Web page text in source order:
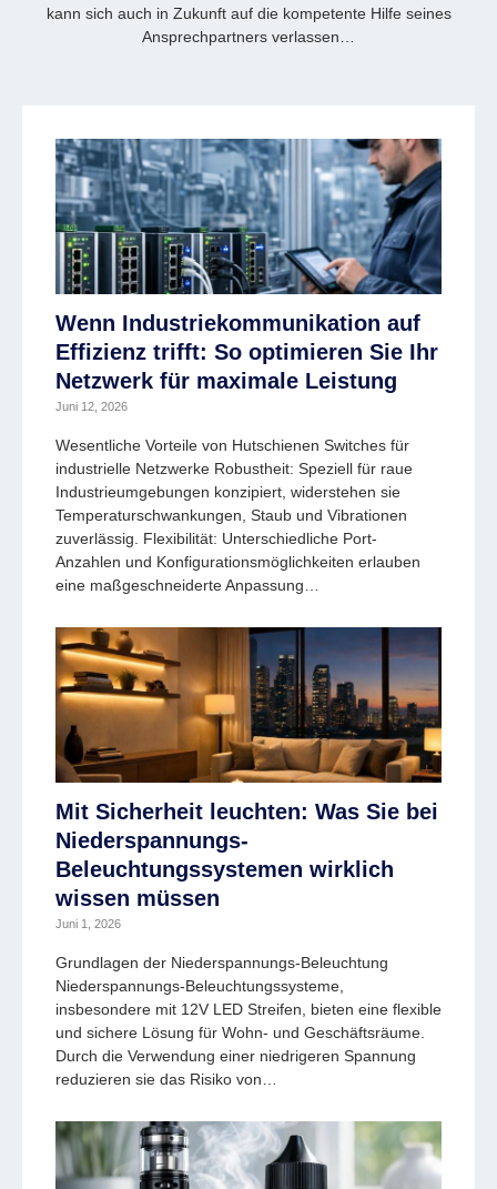
kann sich auch in Zukunft auf die kompetente Hilfe seines
Ansprechpartners verlassen…
Wenn Industriekommunikation auf
Effizienz trifft: So optimieren Sie Ihr
Netzwerk für maximale Leistung
Juni 12, 2026
Wesentliche Vorteile von Hutschienen Switches für
industrielle Netzwerke Robustheit: Speziell für raue
Industrieumgebungen konzipiert, widerstehen sie
Temperaturschwankungen, Staub und Vibrationen
zuverlässig. Flexibilität: Unterschiedliche Port-
Anzahlen und Konfigurationsmöglichkeiten erlauben
eine maßgeschneiderte Anpassung…
Mit Sicherheit leuchten: Was Sie bei
Niederspannungs-
Beleuchtungssystemen wirklich
wissen müssen
Juni 1, 2026
Grundlagen der Niederspannungs-Beleuchtung
Niederspannungs-Beleuchtungssysteme,
insbesondere mit 12V LED Streifen, bieten eine flexible
und sichere Lösung für Wohn- und Geschäftsräume.
Durch die Verwendung einer niedrigeren Spannung
reduzieren sie das Risiko von…